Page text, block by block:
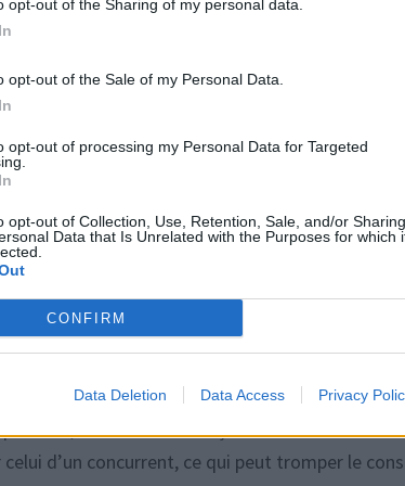
opt-out of the Sharing of my personal data.
opt-out of the Sale of my Personal Data.
opt-out of processing my Personal Data for Targeted
opt-out of Collection, Use, Retention, Sale, and/or Sharing
Data that Is Unrelated with the Purposes for which
CONFIRM
Data Deletion Data Access Privacy
ont vu leur prix baisser en moyenne
ou micro-ondes, ont connu une baisse
atteint tout juste -3,7 %. Ces chiffres montrent
toujours représentatives de la réalité.
ou ont même augmenté pendant le Black
dernière aurait été à prix constant, alors
aurait été vendu à un prix supérieur à celui
alors que le prix a été volontairement gonflé
». La loi stipule que ce prix doit
certains commerçants contournent
d’un concurrent, ce qui peut tromper le